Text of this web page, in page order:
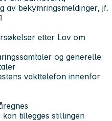
av bekymringsmeldinger, jf.
etter Lov om
og generelle
vakttelefon innenfor
tillegges stillingen